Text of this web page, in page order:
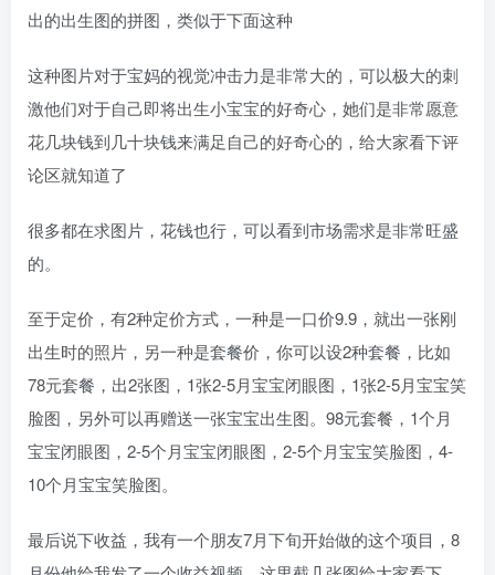
出的出生图的拼图，类似于下面这种
这种图片对于宝妈的视觉冲击力是非常大的，可以极大的刺
激他们对于自己即将出生小宝宝的好奇心，她们是非常愿意
花几块钱到几十块钱来满足自己的好奇心的，给大家看下评
论区就知道了
很多都在求图片，花钱也行，可以看到市场需求是非常旺盛
的。
至于定价，有2种定价方式，一种是一口价9.9，就出一张刚
出生时的照片，另一种是套餐价，你可以设2种套餐，比如
78元套餐，出2张图，1张2-5月宝宝闭眼图，1张2-5月宝宝笑
脸图，另外可以再赠送一张宝宝出生图。98元套餐，1个月
宝宝闭眼图，2-5个月宝宝闭眼图，2-5个月宝宝笑脸图，4-
10个月宝宝笑脸图。
最后说下收益，我有一个朋友7月下旬开始做的这个项目，8